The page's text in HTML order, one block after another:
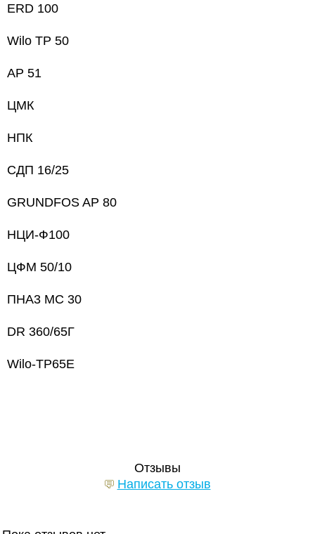
ERD 100
Wilo TP 50
AP 51
ЦМК
НПК
СДП 16/25
GRUNDFOS AP 80
НЦИ-Ф100
ЦФМ 50/10
ПНА3 МС 30
DR 360/65Г
Wilo-TP65E
Отзывы
Написать отзыв